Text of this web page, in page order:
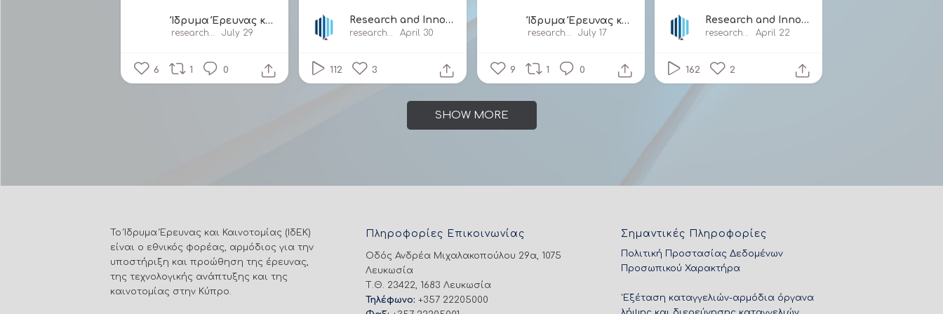
Ίδρυμα Έρευνας και Καινοτομίας/ Research and Innovation Foundation
researchandinnovationfoundationcy July 29
6 1 0
Research and Innovation Foundation Cyprus
April 30
112 3
Ίδρυμα Έρευνας και Καινοτομίας/ Research and Innovation Foundation
researchandinnovationfoundationcy July 17
9 1 0
Research and Innovation Foundation Cyprus
April 22
162 2
SHOW MORE
Το Ίδρυμα Έρευνας και Καινοτομίας (ΙδΕΚ)
είναι ο εθνικός φορέας, αρμόδιος για την
υποστήριξη και προώθηση της έρευνας,
της τεχνολογικής ανάπτυξης και της
καινοτομίας στην Κύπρο.
Πληροφορίες Επικοινωνίας
Οδός Ανδρέα Μιχαλακοπούλου 29α, 1075
Λευκωσία
Τ.Θ. 23422, 1683 Λευκωσία
Τηλέφωνο: +357 22205000
Σημαντικές Πληροφορίες
Πολιτική Προστασίας Δεδομένων
Προσωπικού Χαρακτήρα
'Εξέταση καταγγελιών-αρμόδια όργανα